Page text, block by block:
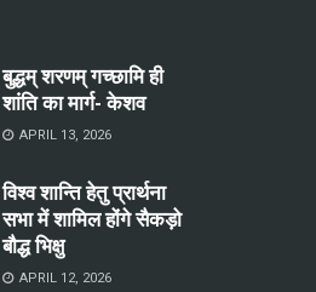
बुद्धम् शरणम् गच्छामि ही
शांति का मार्ग- केशव
APRIL 13, 2026
विश्व शान्ति हेतु प्रार्थना
सभा में शामिल होंगे सैकड़ो
बौद्ध भिक्षु
APRIL 12, 2026